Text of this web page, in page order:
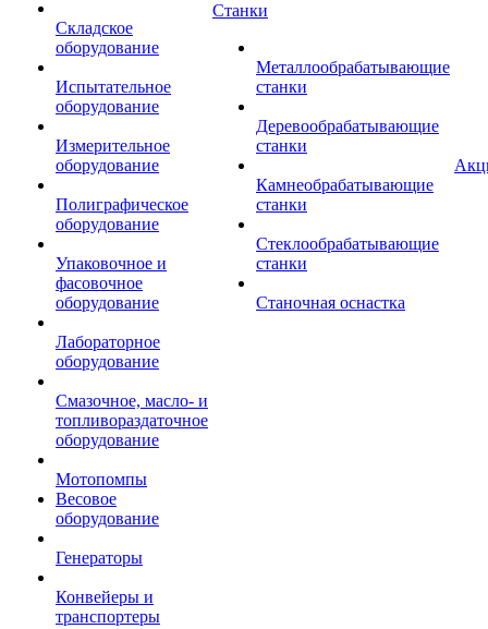
Складское
оборудование
Испытательное
оборудование
Измерительное
оборудование
Полиграфическое
оборудование
Упаковочное и
фасовочное
оборудование
Лабораторное
оборудование
Смазочное, масло- и
топливораздаточное
оборудование
Мотопомпы
Весовое
оборудование
Генераторы
Конвейеры и
транспортеры
Станки
Металлообрабатывающие
станки
Деревообрабатывающие
станки
Камнеобрабатывающие
станки
Стеклообрабатывающие
станки
Станочная оснастка